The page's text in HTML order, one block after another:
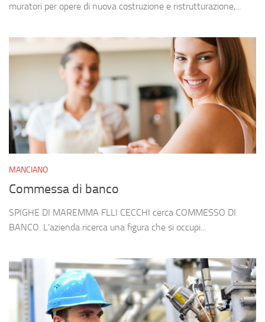
muratori per opere di nuova costruzione e ristrutturazione,...
MANCIANO
Commessa di banco
SPIGHE DI MAREMMA FLLI CECCHI cerca COMMESSO DI
BANCO. L’azienda ricerca una figura che si occupi...